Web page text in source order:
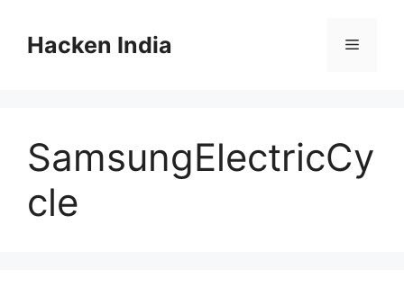
contentHacken India Menu
SamsungElectricCy
cle